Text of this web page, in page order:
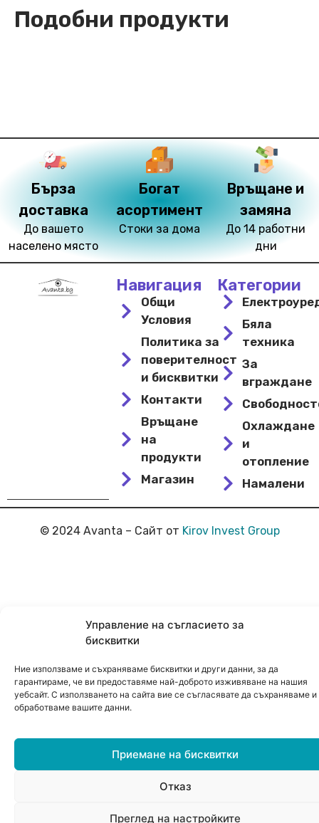
Управление на съгласието за
бисквитки
Ние използваме и съхраняваме бисквитки и други данни, за да
гарантираме, че ви предоставяме най-доброто изживяване на нашия
уебсайт. С използването на сайта вие се съгласявате да съхраняваме и
обработваме вашите данни.
Приемане на бисквитки
Отказ
Преглед на настройките
Подобни продукти
Бърза
доставка
До вашето
населено място
Богат
асортимент
Стоки за дома
Връщане и
замяна
До 14 работни
дни
Навигация
Общи
Условия
Политика за
поверителност
и бисквитки
Контакти
Връщане
на
продукти
Магазин
Категории
Бяла
техника
За
вграждане
Охлаждане
и
отопление
Намалени
© 2024 Avanta – Сайт от Kirov Invest Group